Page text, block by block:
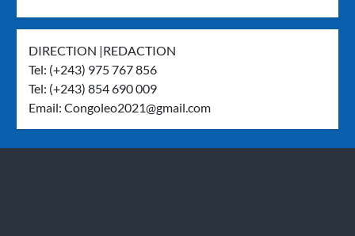
DIRECTION |REDACTION
Tel: (+243) 975 767 856
Tel: (+243) 854 690 009
Email:Congoleo2021@gmail.com